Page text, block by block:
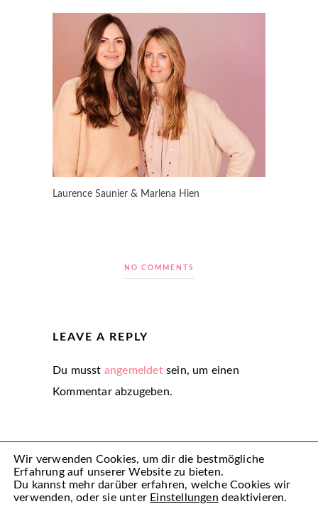
Laurence Saunier & Marlena Hien
NO COMMENTS
LEAVE A REPLY
Du musst angemeldetsein, um einen
Kommentar abzugeben.
Wir verwenden Cookies, um dir die bestmögliche
Erfahrung auf unserer Website zu bieten.
Du kannst mehr darüber erfahren, welche Cookies wir
verwenden, oder sie unter Einstellungen deaktivieren.